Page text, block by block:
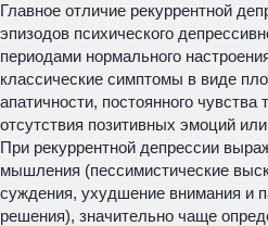
Главное отличие рекуррентной
эпизодов психического
периодами нормального
классические симптомы в виде
апатичности, постоянного чувства
отсутствия позитивных эмоций
При рекуррентной депрессии
мышления (пессимистические
суждения, ухудшение внимания и
решения), значительно чаще